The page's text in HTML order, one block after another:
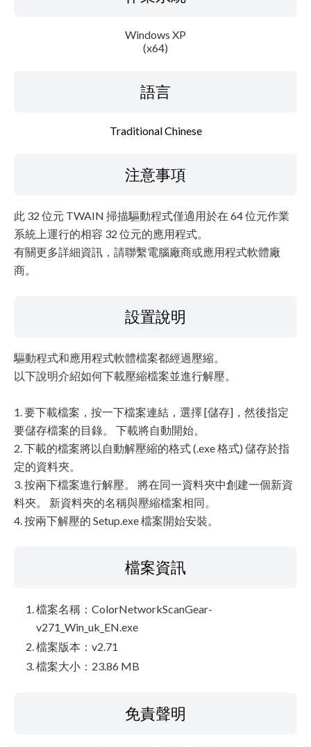
Windows XP
(x64)
語言
Traditional Chinese
注意事項
此 32 位元 TWAIN 掃描驅動程式僅適用於在 64 位元作業
系統上運行的相容 32 位元的應用程式。
有關更多詳細資訊，請聯繫電腦廠商或應用程式軟體廠
商。
設置說明
驅動程式和應用程式軟體檔案都經過壓縮。
以下說明介紹如何下載壓縮檔案並進行解壓。
1. 要下載檔案，按一下檔案連結，選擇 [儲存]，然後指定
要儲存檔案的目錄。 下載將自動開始。
2. 下載的檔案將以自動解壓縮的格式 (.exe 格式) 儲存於指
定的資料夾。
3. 按兩下檔案進行解壓。 將在同一資料夾中創建一個新資
料夾。 新資料夾的名稱與壓縮檔案相同。
4. 按兩下解壓的 Setup.exe 檔案開始安裝。
檔案資訊
檔案名稱：ColorNetworkScanGear-
v271_Win_uk_EN.exe
檔案版本：v2.71
檔案大小：23.86 MB
免責聲明